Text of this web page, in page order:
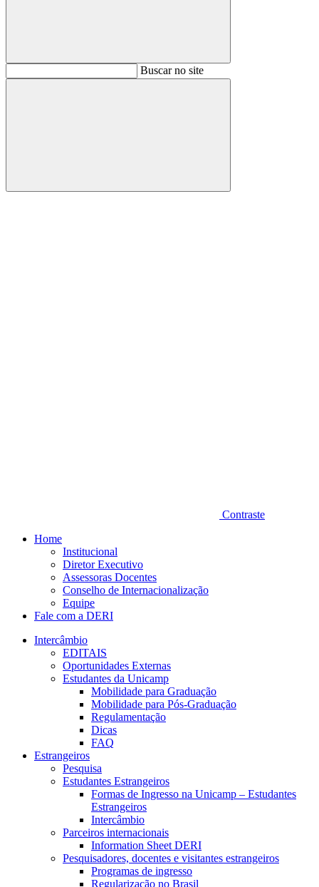
BuscarBuscar no site
Buscar
Contraste
Home
Institucional
Diretor Executivo
Assessoras Docentes
Conselho de Internacionalização
Equipe
Fale com a DERI
Intercâmbio
EDITAIS
Oportunidades Externas
Estudantes da Unicamp
Mobilidade para Graduação
Mobilidade para Pós-Graduação
Regulamentação
Dicas
FAQ
Estrangeiros
Pesquisa
Estudantes Estrangeiros
Formas de Ingresso na Unicamp – Estudantes
Estrangeiros
Intercâmbio
Parceiros internacionais
Information Sheet DERI
Pesquisadores, docentes e visitantes estrangeiros
Programas de ingresso
Regularização no Brasil